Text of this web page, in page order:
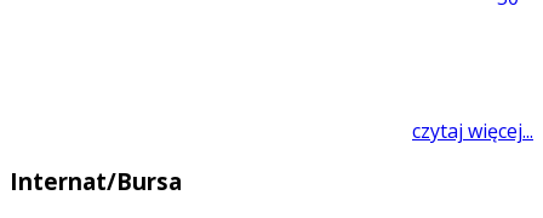
czytaj więcej...
Internat/Bursa